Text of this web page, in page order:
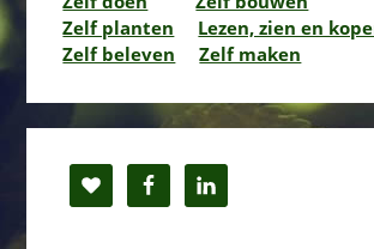
Zelf planten
Lezen, zien en
Zelf beleven
Zelf maken